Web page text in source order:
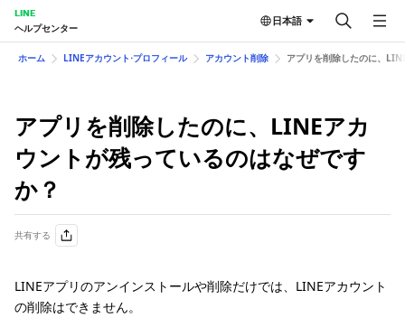
LINE
ヘルプセンター
日本語
ホーム LINEアカウント⋅プロフィール アカウント削除 アプリを削除したのに、
アプリを削除したのに、LINEアカ
ウントが残っているのはなぜです
か？
共有する
LINEアプリのアンインストールや削除だけでは、LINEアカウント
の削除はできません。